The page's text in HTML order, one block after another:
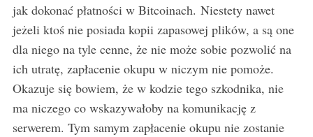
jak dokonać płatności w Bitcoinach. Niestety nawet
jeżeli ktoś nie posiada kopii zapasowej plików, a są one
dla niego na tyle cenne, że nie może sobie pozwolić na
ich utratę, zapłacenie okupu w niczym nie pomoże.
Okazuje się bowiem, że w kodzie tego szkodnika, nie
ma niczego co wskazywałoby na komunikację z
serwerem. Tym samym zapłacenie okupu nie zostanie